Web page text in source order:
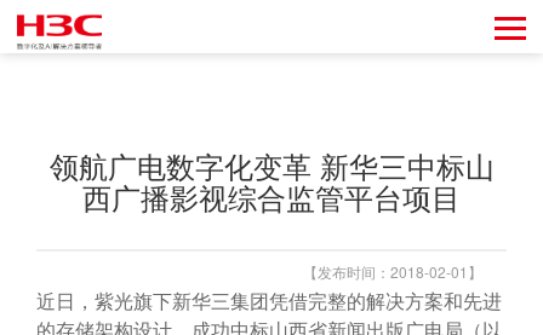
领航广电数字化变革 新华三中标山
西广播影视综合监管平台项目
【发布时间：2018-02-01】
近日，紫光旗下新华三集团凭借完整的解决方案和先进